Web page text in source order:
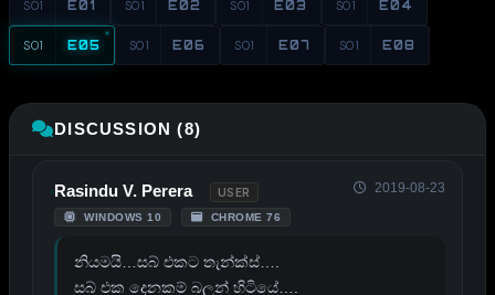
S01 E01 S01 E02 S01 E03 S01 E04
S01 E05 S01 E06 S01 E07 S01 E08
DISCUSSION (8)
Rasindu V. Perera USER
WINDOWS 10 CHROME 76
2019-08-23
නියමයි…සබ් එකට තැන්ක්ස්….
සබ් එක දෙනකම් බලන් හිටියේ….